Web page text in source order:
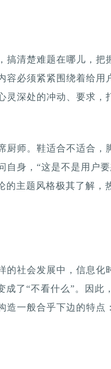
搞清楚难题在哪儿，把
容必须紧紧围绕着给用
灵深处的冲动、要求，
厨师。鞋适合不适合，
身，“这是不是用户
的主题风格极其了解，
的社会发展中，信息化
了“不看什么”。因此
一般合乎下边的特点：